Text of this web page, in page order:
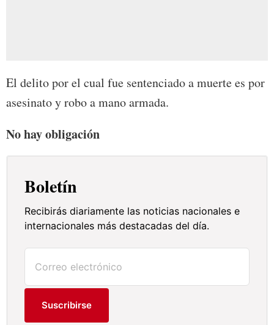
El delito por el cual fue sentenciado a muerte es por
asesinato y robo a mano armada.
No hay obligación
Boletín
Recibirás diariamente las noticias nacionales e
internacionales más destacadas del día.
Suscribirse